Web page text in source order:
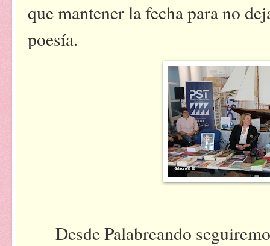
que mantener la fecha para no
poesía.
Desde Palabreando